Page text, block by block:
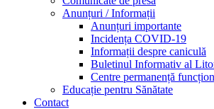
Anunțuri / Informații
Anunțuri importante
Incidența COVID-19
Informații despre caniculă
Buletinul Informativ al
Centre permanență
Educație pentru Sănătate
Contact